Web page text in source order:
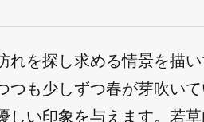
れを探し求める情景を描
つも少しずつ春が芽吹い
しい印象を与えます。若